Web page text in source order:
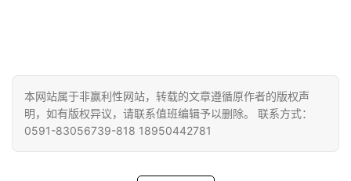
教
人
物
登录 注册
本网站属于非赢利性网站，转载的文章遵循原作者的版权声
明，如有版权异议，请联系值班编辑予以删除。 联系方式：
0591-83056739-818 18950442781